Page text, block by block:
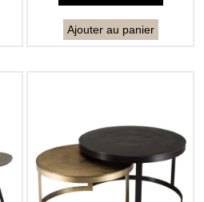
Ajouter au panier